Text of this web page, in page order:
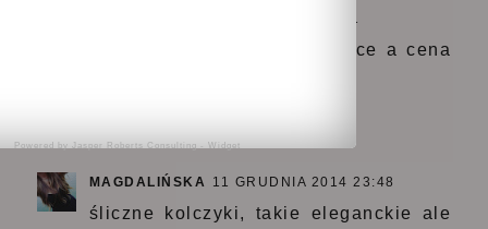
11 GRUDNIA 2014 21:21
Są bardzo ładne i dziewczęce a cena
MAGDALIŃSKA 11 GRUDNIA 2014 23:48
śliczne kolczyki, takie eleganckie ale
Powered byJasper Roberts Consulting -Widget